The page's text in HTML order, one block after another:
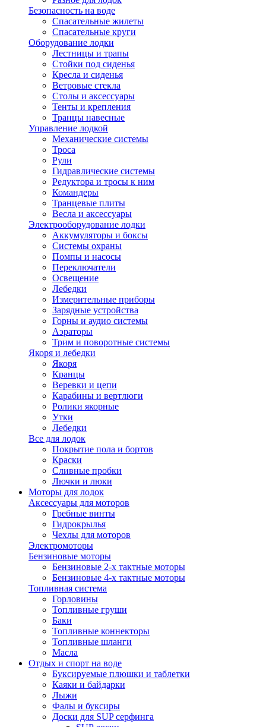
Безопасность на воде
Спасательные жилеты
Спасательные круги
Оборудование лодки
Лестницы и трапы
Стойки под сиденья
Кресла и сиденья
Ветровые стекла
Столы и аксессуары
Тенты и крепления
Транцы навесные
Управление лодкой
Механические системы
Троса
Рули
Гидравлические системы
Редуктора и тросы к ним
Командеры
Транцевые плиты
Весла и аксессуары
Электрооборудование лодки
Аккумуляторы и боксы
Системы охраны
Помпы и насосы
Переключатели
Освещение
Лебедки
Измерительные приборы
Зарядные устройства
Горны и аудио системы
Аэраторы
Трим и поворотные системы
Якоря и лебедки
Якоря
Кранцы
Веревки и цепи
Карабины и вертлюги
Ролики якорные
Утки
Лебедки
Все для лодок
Покрытие пола и бортов
Краски
Сливные пробки
Лючки и люки
Моторы для лодок
Аксессуары для моторов
Гребные винты
Гидрокрылья
Чехлы для моторов
Электромоторы
Бензиновые моторы
Бензиновые 2-х тактные моторы
Бензиновые 4-х тактные моторы
Топливная система
Горловины
Топливные груши
Баки
Топливные коннекторы
Топливные шланги
Масла
Отдых и спорт на воде
Буксируемые плюшки и таблетки
Каяки и байдарки
Лыжи
Фалы и буксиры
Доски для SUP серфинга